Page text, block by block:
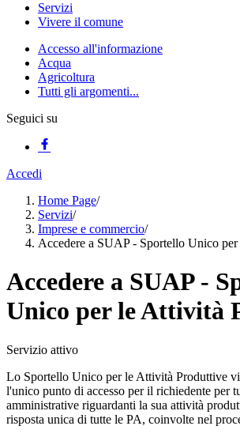
Servizi
Vivere il comune
Accesso all'informazione
Acqua
Agricoltura
Tutti gli argomenti...
Seguici su
Accedi
Home Page/
Servizi/
Imprese e commercio/
Accedere a SUAP - Sportello Unico
Accedere a SUAP -
Unico per le Attività
Servizio attivo
Lo Sportello Unico per le Attività Produttive
l'unico punto di accesso per il richiedente per
amministrative riguardanti la sua attività
risposta unica di tutte le PA, coinvolte nel